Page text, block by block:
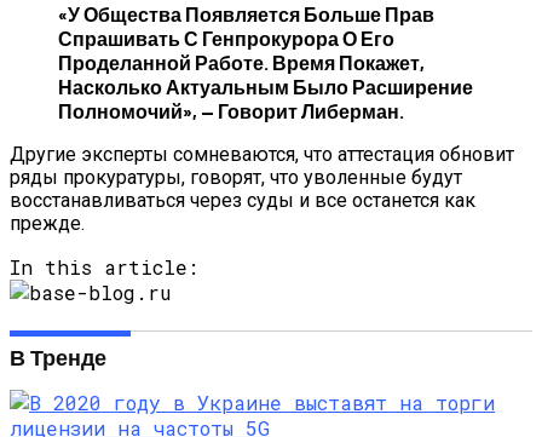
«У Общества Появляется Больше Прав
Спрашивать С Генпрокурора О Его
Проделанной Работе. Время Покажет,
Насколько Актуальным Было Расширение
Полномочий», — Говорит Либерман.
Другие эксперты сомневаются, что аттестация обновит
ряды прокуратуры, говорят, что уволенные будут
восстанавливаться через суды и все останется как
прежде.
In this article:
В Тренде